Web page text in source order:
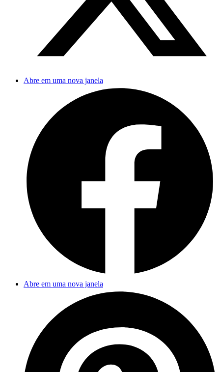
Abre em uma nova janela
Abre em uma nova janela